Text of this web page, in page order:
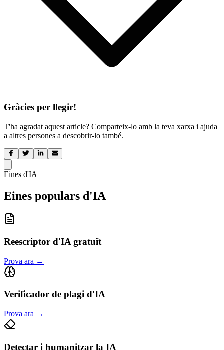
Gràcies per llegir!
T'ha agradat aquest article? Comparteix-lo amb la teva xarxa i ajuda
a altres persones a descobrir-lo també.
Eines d'IA
Eines populars d'IA
Reescriptor d'IA gratuït
Prova ara →
Verificador de plagi d'IA
Prova ara →
Detectar i humanitzar la IA